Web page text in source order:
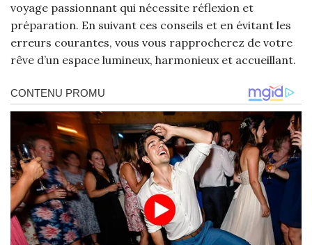
voyage passionnant qui nécessite réflexion et
préparation. En suivant ces conseils et en évitant les
erreurs courantes, vous vous rapprocherez de votre
rêve d’un espace lumineux, harmonieux et accueillant.